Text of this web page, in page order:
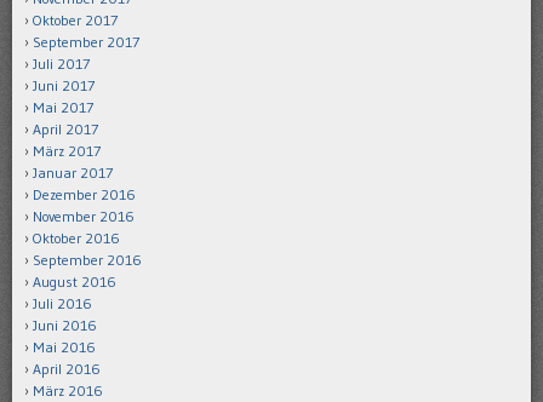
Oktober 2017
September 2017
Juli 2017
Juni 2017
Mai 2017
April 2017
März 2017
Januar 2017
Dezember 2016
November 2016
Oktober 2016
September 2016
August 2016
Juli 2016
Juni 2016
Mai 2016
April 2016
März 2016